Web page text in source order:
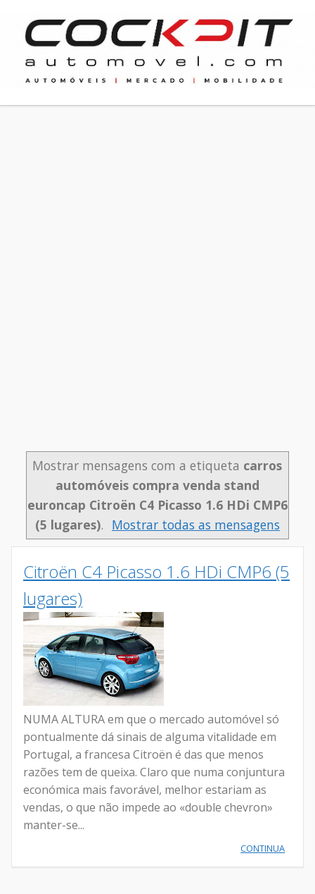
Mostrar mensagens com a etiqueta carros
automóveis compra venda stand
euroncap Citroën C4 Picasso 1.6 HDi CMP6
(5 lugares). Mostrar todas as mensagens
Citroën C4 Picasso 1.6 HDi CMP6 (5
lugares)
NUMA ALTURA em que o mercado automóvel só
pontualmente dá sinais de alguma vitalidade em
Portugal, a francesa Citroën é das que menos
razões tem de queixa. Claro que numa conjuntura
económica mais favorável, melhor estariam as
vendas, o que não impede ao «double chevron»
manter-se...
CONTINUA